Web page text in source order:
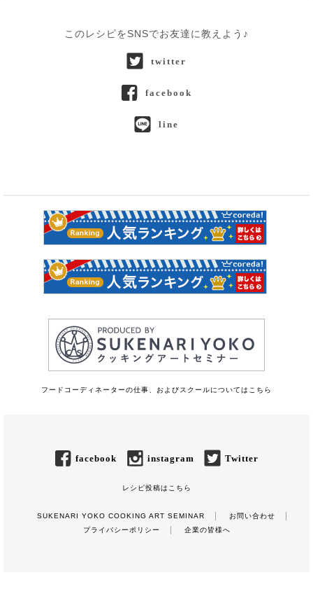
このレシピをSNSでお友達に教えよう♪
twitter
facebook
line
フードコーディネーターの仕事、およびスクールについてはこちら
facebook instagram Twitter
レシピ投稿はこちら
SUKENARI YOKO COOKING ART SEMINAR
お問い合わせ
プライバシーポリシー
企業の皆様へ